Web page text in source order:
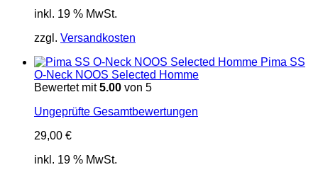
inkl. 19 % MwSt.
zzgl. Versandkosten
Pima SS
O-Neck NOOS Selected Homme
Bewertet mit5.00 von 5
Ungeprüfte Gesamtbewertungen
29,00 €
inkl. 19 % MwSt.